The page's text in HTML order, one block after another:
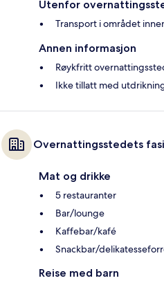
Utenfor
Transport i området
Annen informasjon
Røykfritt
Ikke tillatt med
Overnattingsstedets
Mat og drikke
5 restauranter
Bar/lounge
Kaffebar/kafé
Snackbar/
Reise med barn